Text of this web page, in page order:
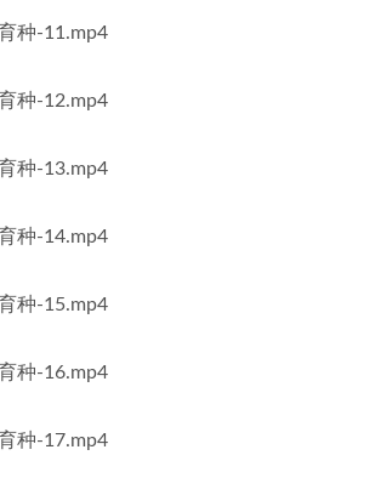
种-11.mp4
种-12.mp4
种-13.mp4
种-14.mp4
种-15.mp4
种-16.mp4
种-17.mp4